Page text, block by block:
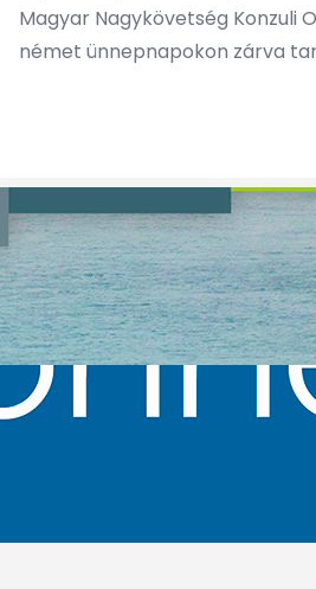
Magyar Nagykövetség Konzuli
német ünnepnapokon zárva